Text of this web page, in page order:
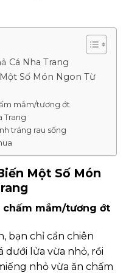
Cá Nha Trang
Số Món Ngon Từ
mắm/tương ớt
Trang
tráng rau sống
Một Số Món
chấm mắm/tương ớt
bạn chỉ cần chiên
dưới lửa vừa nhỏ, rồi
nhỏ vừa ăn chấm